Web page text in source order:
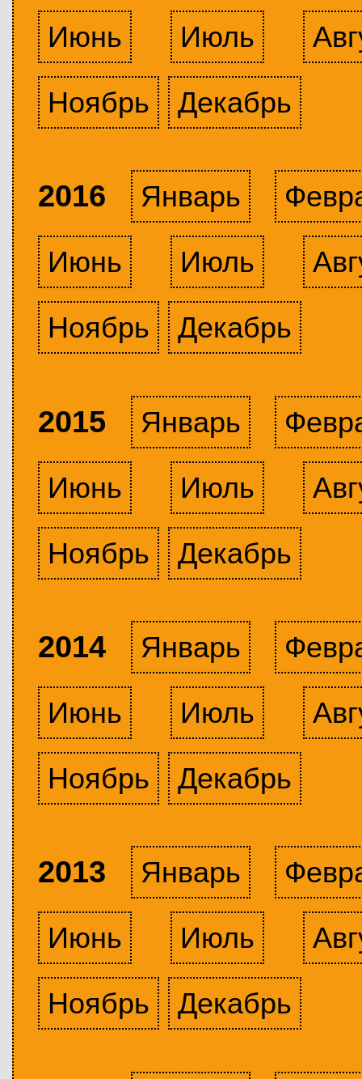
Июнь
Июль
Ноябрь
Декабрь
2016 Январь
Июнь
Июль
Ноябрь
Декабрь
2015 Январь
Июнь
Июль
Ноябрь
Декабрь
2014 Январь
Июнь
Июль
Ноябрь
Декабрь
2013 Январь
Июнь
Июль
Ноябрь
Декабрь